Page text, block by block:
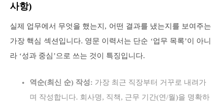
사항)
실제 업무에서 무엇을 했는지, 어떤 결과를 냈는지를 보여주는
가장 핵심 섹션입니다. 영문 이력서는 단순 ‘업무 목록’이 아니
라 ‘성과 중심’으로 쓰는 것이 특징입니다.
역순(최신 순) 작성: 가장 최근 직장부터 거꾸로 내려가
며 작성합니다. 회사명, 직책, 근무 기간(연/월)을 명확하